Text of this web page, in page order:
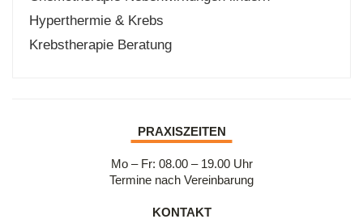
Hyperthermie & Krebs
Krebstherapie Beratung
PRAXISZEITEN
Mo – Fr: 08.00 – 19.00 Uhr
Termine nach Vereinbarung
KONTAKT